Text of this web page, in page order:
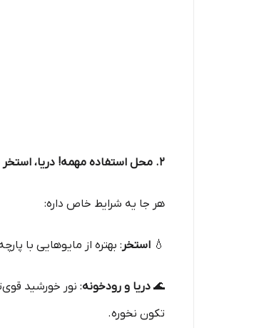
۲. محل استفاده مهمه! دریا، استخر یا سونا؟
هر جا یه شرایط خاص داره:
💧 استخر: بهتره از مایوهایی با
🌊 دریا و رودخونه: نور خورشید
تکون نخوره.